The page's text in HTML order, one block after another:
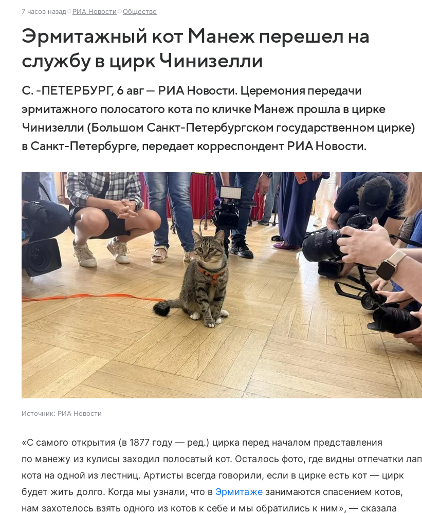
7 часов назад РИА Новости Общество
Эрмитажный кот Манеж перешел на
службу в цирк Чинизелли
С. -ПЕТЕРБУРГ, 6 авг — РИА Новости. Церемония передачи
эрмитажного полосатого кота по кличке Манеж прошла в цирке
Чинизелли (Большом Санкт-Петербургском государственном цирке)
в Санкт-Петербурге, передает корреспондент РИА Новости.
Источник: РИА Новости
«С самого открытия (в 1877 году — ред.) цирка перед началом представления
по манежу из кулисы заходил полосатый кот. Осталось фото, где видны отпечатки лап
кота на одной из лестниц. Артисты всегда говорили, если в цирке есть кот — цирк
будет жить долго. Когда мы узнали, что в Эрмитажезанимаются спасением котов,
нам захотелось взять одного из котов к себе и мы обратились к ним», — сказала